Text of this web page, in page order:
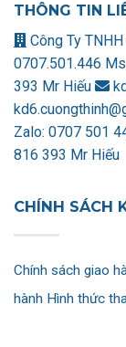
THÔNG TIN
Công Ty
0707.501.446
393 Mr Hiếu
Zalo: 0707 501
816 393 Mr Hiếu
CHÍNH SÁCH
Chính sách giao
hành Hình thức